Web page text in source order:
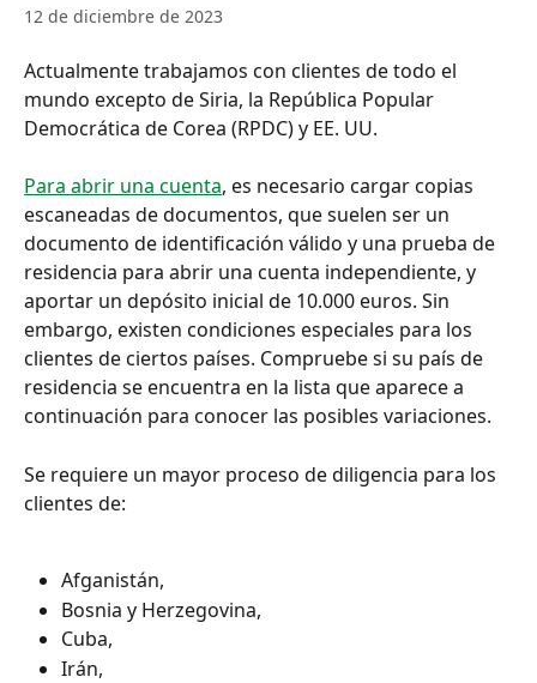
12 de diciembre de 2023
Actualmente trabajamos con clientes de todo el
mundo excepto de Siria, la República Popular
Democrática de Corea (RPDC) y EE. UU.
Para abrir una cuenta, es necesario cargar copias
escaneadas de documentos, que suelen ser un
documento de identificación válido y una prueba de
residencia para abrir una cuenta independiente, y
aportar un depósito inicial de 10.000 euros. Sin
embargo, existen condiciones especiales para los
clientes de ciertos países. Compruebe si su país de
residencia se encuentra en la lista que aparece a
continuación para conocer las posibles variaciones.
Se requiere un mayor proceso de diligencia para los
clientes de:
Afganistán,
Bosnia y Herzegovina,
Cuba,
Irán,